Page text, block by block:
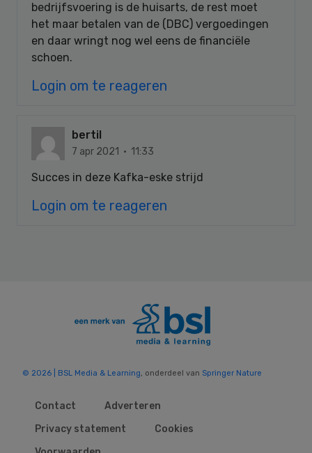
bedrijfsvoering is de huisarts, de rest moet
het maar betalen van de (DBC) vergoedingen
en daar wringt nog wel eens de financiële
schoen.
Login om te reageren
bertil
7 apr 2021 · 11:33
Succes in deze Kafka-eske strijd
Login om te reageren
© 2026 | BSL Media & Learning, onderdeel van Springer Nature
Contact
Adverteren
Privacy statement
Cookies